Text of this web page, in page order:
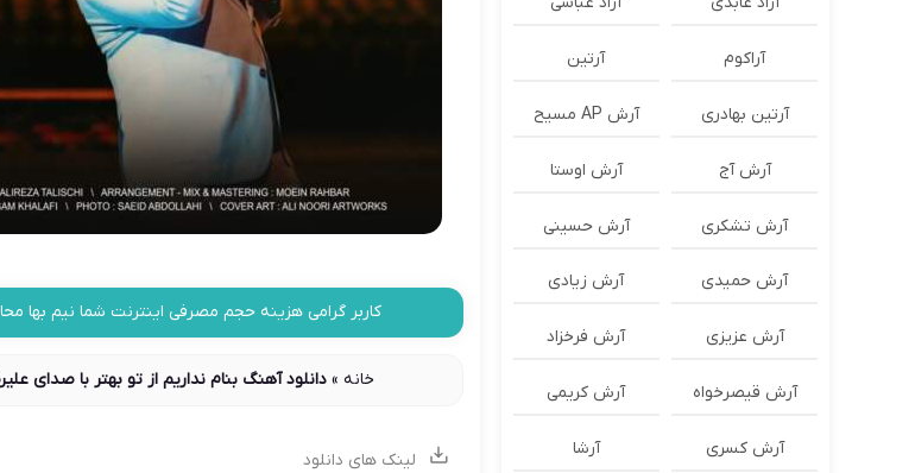
کاربر گرامی هزینه حجم مصرفی اینترنت شما نیم بها
خانه » دانلود آهنگ بنام نداریم از تو بهتر با صدای
لینک های دانلود
آراکوم آرتین
آرتین بهادری آرش AP مسیح
آرش آج آرش اوستا
آرش تشکری آرش حسینی
آرش حمیدی آرش زیادی
آرش عزیزی آرش فرخزاد
آرش قیصرخواه آرش کریمی
آرش کسری آرشا